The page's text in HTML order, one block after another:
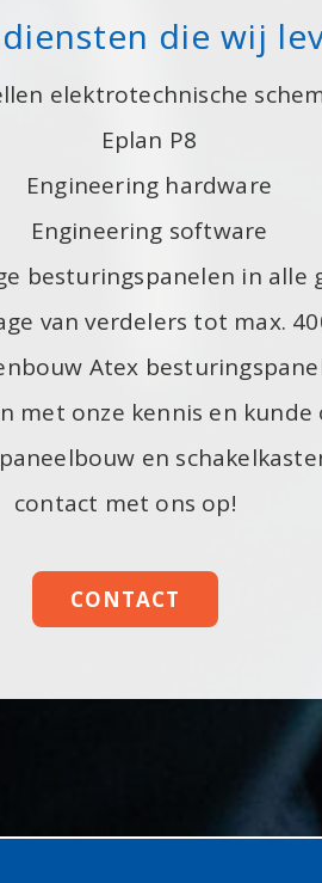
die wij
elektrotechnische
Eplan P8
Engineering hardware
Engineering software
besturingspanelen in alle
van verdelers tot max.
Atex
met onze kennis en kunde
en
contact met ons op!
CONTACT